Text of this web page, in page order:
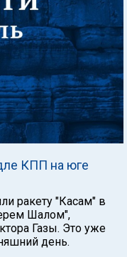
КПП на юге
ракету "Касам" в
Шалом",
Газы. Это уже
день.